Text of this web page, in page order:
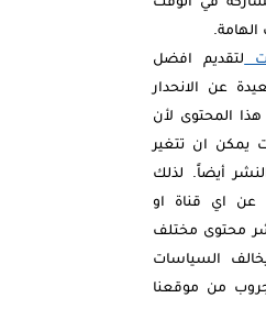
لتقديم افضل
عن الانحدار
المحتوى لأن
يمكن ان تتغير
أيضاً. لذلك
عن اي قناة او
محتوى مختلف
السياسات
من موقعنا